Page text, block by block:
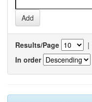
Results/Page |
In order